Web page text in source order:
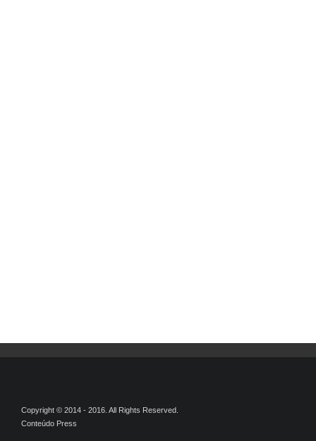
Copyright © 2014 - 2016. All Rights Reserved.
Conteúdo Press